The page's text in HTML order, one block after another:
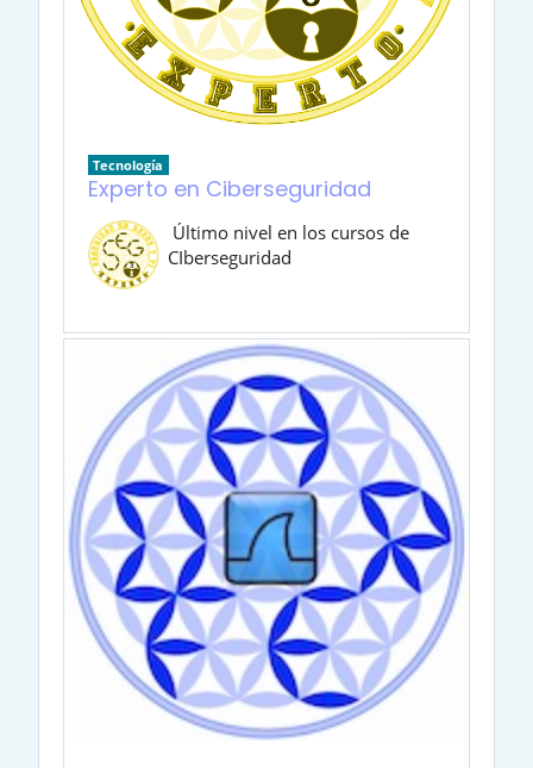
Tecnología
Experto en Ciberseguridad
Último nivel en los cursos de
CIberseguridad